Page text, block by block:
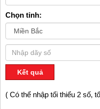
Chọn tỉnh:
Kết quả
( Có thể nhập tối thiểu 2 số,